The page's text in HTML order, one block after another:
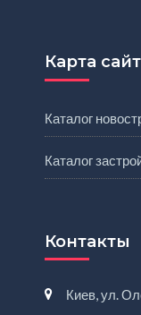
Карта
Каталог
Каталог
Контакты
Киев, ул.